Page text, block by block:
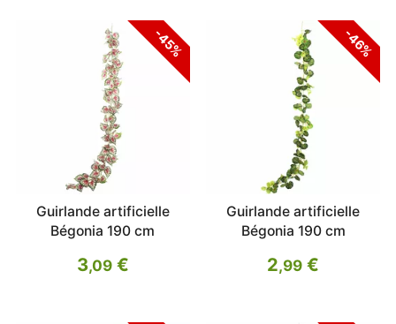
-45%
Guirlande artificielle
Bégonia 190 cm
3,09€
-46%
Guirlande artificielle
Bégonia 190 cm
2,99 €